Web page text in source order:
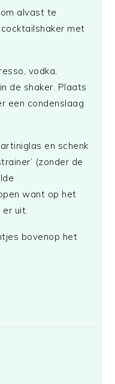
alvast te
met
vodka,
de shaker. Plaats
een condenslaag
en schenk
(zonder de
want op het
uit.
bovenop het